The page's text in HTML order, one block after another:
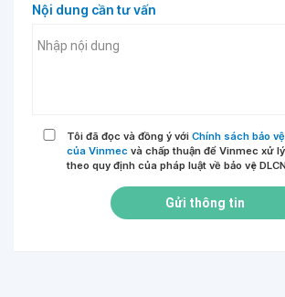
Nội dung cần tư vấn
Tôi đã đọc và đồng ý với Chính sách bảo
của Vinmec và chấp thuận để Vinmec xử
theo quy định của pháp luật về bảo vệ
Gửi thông tin